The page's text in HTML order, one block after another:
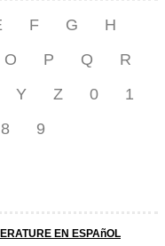
F G
H
O P Q
R
Y Z 0
1
8 9
EN ESPAñOL